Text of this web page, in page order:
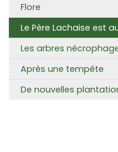
Flore
Le Père Lachaise est
Les arbres
Après une tempête
De nouvelles